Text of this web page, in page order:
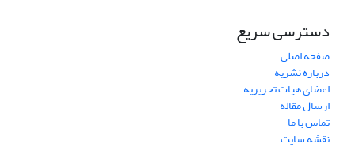
دسترسی سریع
صفحه اصلی
درباره نشریه
اعضای هیات تحریریه
ارسال مقاله
تماس با ما
نقشه سایت